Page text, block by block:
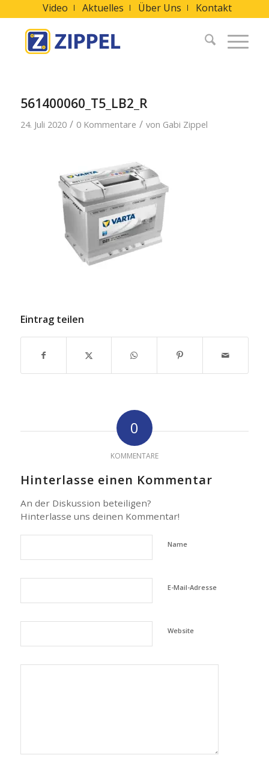
Video Aktuelles Über Uns Kontakt
561400060_T5_LB2_R
24. Juli 2020 / 0 Kommentare / von Gabi Zippel
Eintrag teilen
0
KOMMENTARE
Hinterlasse einen Kommentar
An der Diskussion beteiligen?
Hinterlasse uns deinen Kommentar!
Name
E-Mail-Adresse
Website